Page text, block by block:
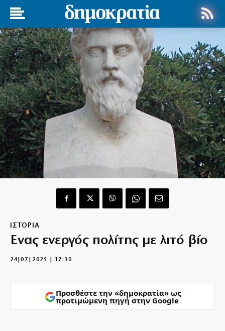
ΙΣΤΟΡΙΑ
Ενας ενεργός πολίτης με λιτό βίο
24|07|2025 | 17:30
Προσθέστε την «δημοκρατία» ως
προτιμώμενη πηγή στην Google